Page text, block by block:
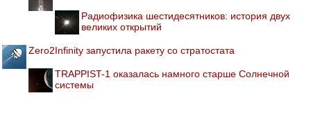
Радиофизика шестидесятников: история двух
великих открытий
Zero2Infinity запустила ракету со стратостата
TRAPPIST-1 оказалась намного старше Солнечной
системы